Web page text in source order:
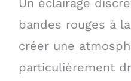
Un éclairage
bandes rouges à
créer une
particulièrement